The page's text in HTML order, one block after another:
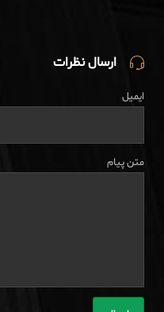
ارسال نظرات
ایمیل
متن پیام